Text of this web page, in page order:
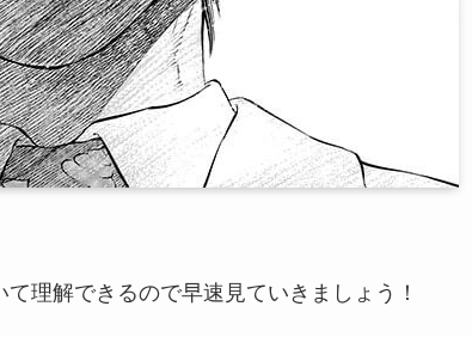
理解できるので早速見ていきましょう！